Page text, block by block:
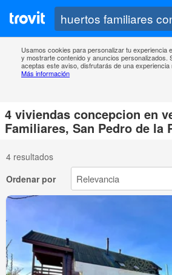
Usamos cookies para personalizar tu experiencia
y mostrarte contenido y anuncios personalizados.
aceptas este aviso, disfrutarás de una experiencia
Más información
4 viviendas concepcion en
Familiares, San Pedro de la
4 resultados
Ordenar por